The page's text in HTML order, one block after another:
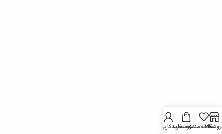
علاقه مندیسبد خرید
حساب کاربری من